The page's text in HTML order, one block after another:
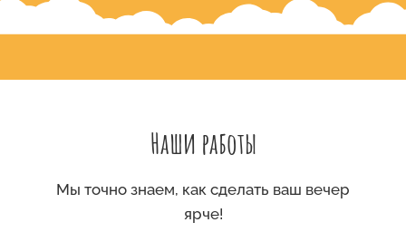
Наши работы
Мы точно знаем, как сделать ваш вечер
ярче!